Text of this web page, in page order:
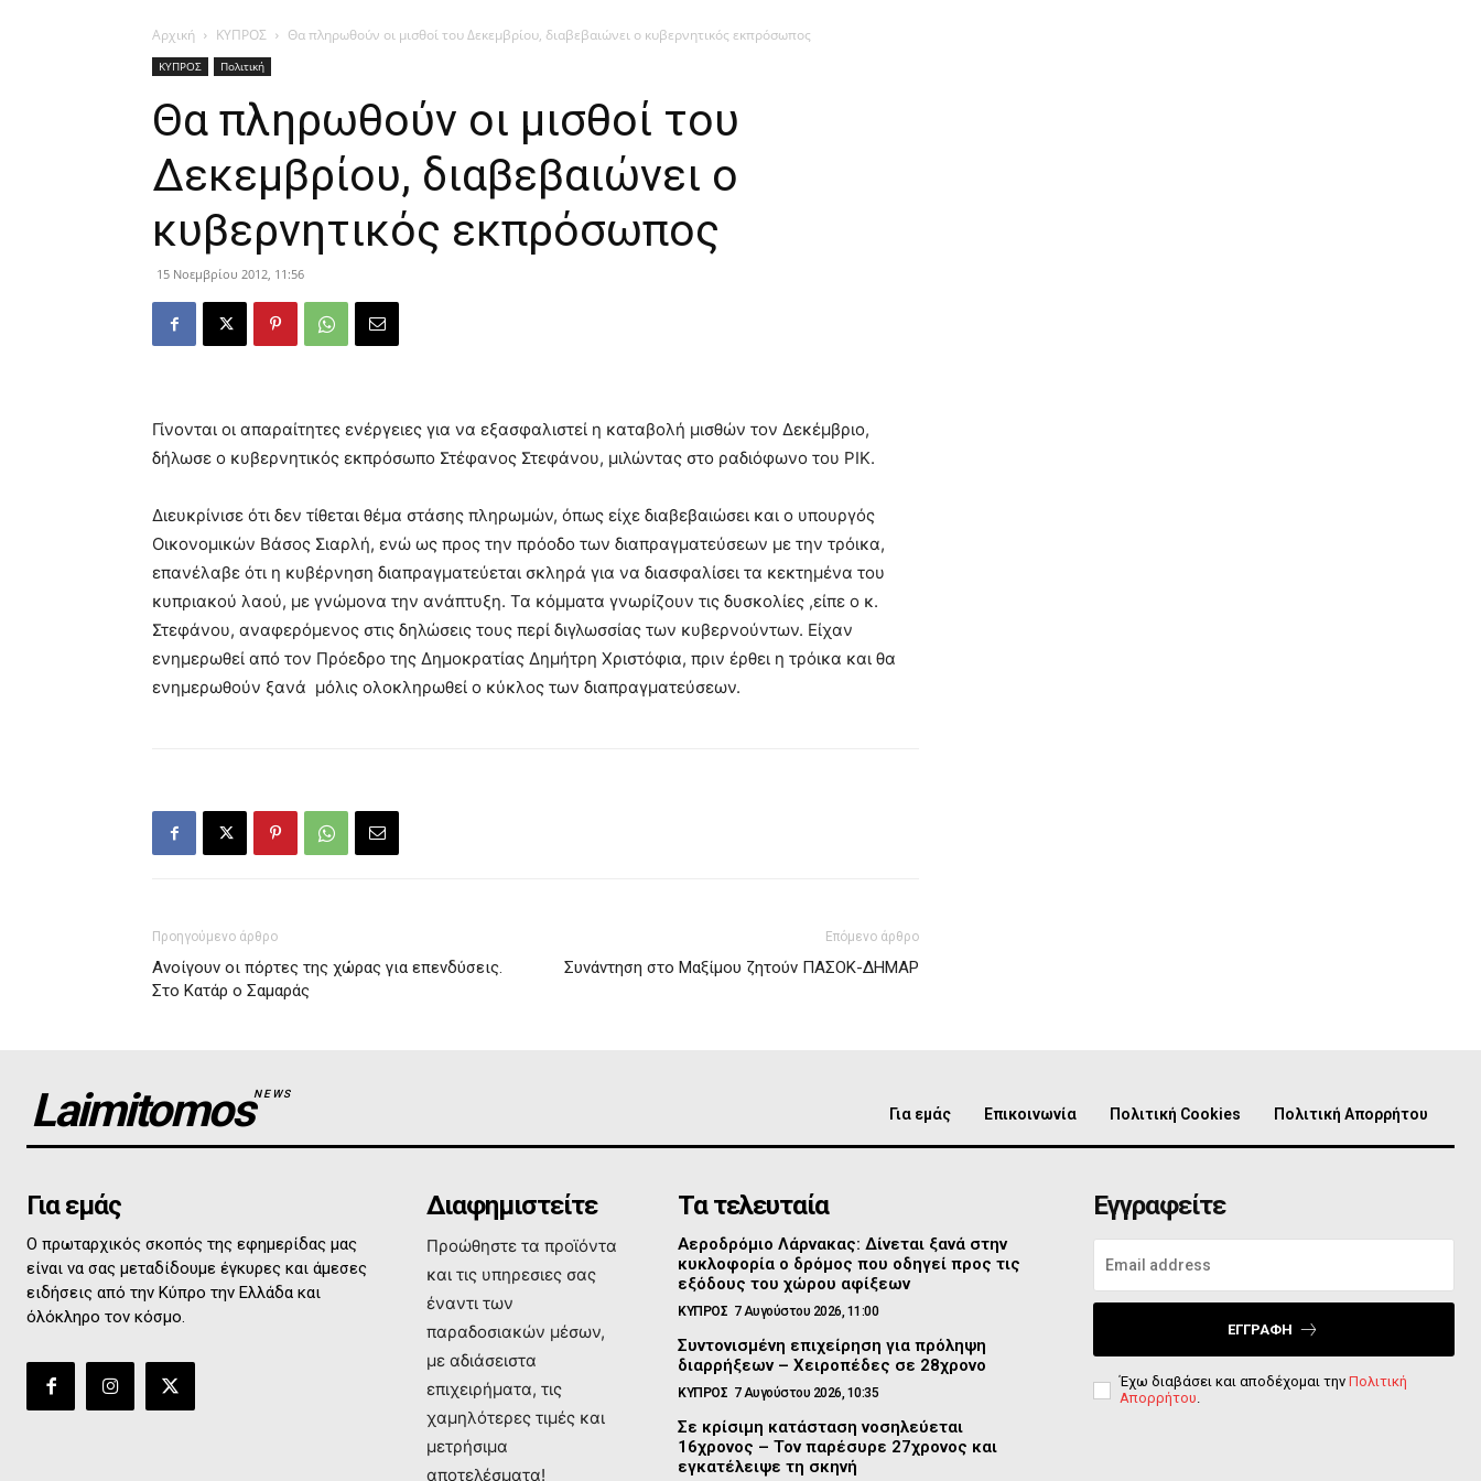
Αρχική ΚΥΠΡΟΣ Θα πληρωθούν οι μισθοί του Δεκεμβρίου, διαβεβαιώνει ο κυβερνητικός εκπρόσωπος
ΚΥΠΡΟΣ Πολιτική
Θα πληρωθούν οι μισθοί του
Δεκεμβρίου, διαβεβαιώνει ο
κυβερνητικός εκπρόσωπος
15 Νοεμβρίου 2012, 11:56
Γίνονται οι απαραίτητες ενέργειες για να εξασφαλιστεί η καταβολή μισθών τον Δεκέμβριο,
δήλωσε ο κυβερνητικός εκπρόσωπο Στέφανος Στεφάνου, μιλώντας στο ραδιόφωνο του ΡΙΚ.
Διευκρίνισε ότι δεν τίθεται θέμα στάσης πληρωμών, όπως είχε διαβεβαιώσει και ο υπουργός
Οικονομικών Βάσος Σιαρλή, ενώ ως προς την πρόοδο των διαπραγματεύσεων με την τρόικα,
επανέλαβε ότι η κυβέρνηση διαπραγματεύεται σκληρά για να διασφαλίσει τα κεκτημένα του
κυπριακού λαού, με γνώμονα την ανάπτυξη. Τα κόμματα γνωρίζουν τις δυσκολίες ,είπε ο κ.
Στεφάνου, αναφερόμενος στις δηλώσεις τους περί διγλωσσίας των κυβερνούντων. Είχαν
ενημερωθεί από τον Πρόεδρο της Δημοκρατίας Δημήτρη Χριστόφια, πριν έρθει η τρόικα και θα
ενημερωθούν ξανά μόλις ολοκληρωθεί ο κύκλος των διαπραγματεύσεων.
Προηγούμενο άρθρο
Ανοίγουν οι πόρτες της χώρας για επενδύσεις.
Στο Κατάρ ο Σαμαράς
Επόμενο άρθρο
Συνάντηση στο Μαξίμου ζητούν ΠΑΣΟΚ-ΔΗΜΑΡ
LaimitomosNEWS
Για εμάς Επικοινωνία Πολιτική Cookies Πολιτική Απορρήτου
Για εμάς
Ο πρωταρχικός σκοπός της εφημερίδας μας
είναι να σας μεταδίδουμε έγκυρες και άμεσες
ειδήσεις από την Κύπρο την Ελλάδα και
όλόκληρο τον κόσμο.
Διαφημιστείτε
Προώθηστε τα προϊόντα
και τις υπηρεσιες σας
έναντι των
παραδοσιακών μέσων,
με αδιάσειστα
επιχειρήματα, τις
χαμηλότερες τιμές και
μετρήσιμα
αποτελέσματα!
Τα τελευταία
Αεροδρόμιο Λάρνακας: Δίνεται ξανά στην
κυκλοφορία ο δρόμος που οδηγεί προς τις
εξόδους του χώρου αφίξεων
ΚΥΠΡΟΣ 7 Αυγούστου 2026, 11:00
Συντονισμένη επιχείρηση για πρόληψη
διαρρήξεων – Χειροπέδες σε 28χρονο
ΚΥΠΡΟΣ 7 Αυγούστου 2026, 10:35
Σε κρίσιμη κατάσταση νοσηλεύεται
16χρονος – Τον παρέσυρε 27χρονος και
εγκατέλειψε τη σκηνή
Εγγραφείτε
ΕΓΓΡΑΦΉ
Έχω διαβάσει και αποδέχομαι την Πολιτική
Απορρήτου.